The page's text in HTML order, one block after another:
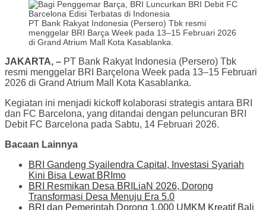
PT Bank Rakyat Indonesia (Persero) Tbk resmi
menggelar BRI Barça Week pada 13–15 Februari 2026
di Grand Atrium Mall Kota Kasablanka.
JAKARTA, – PT Bank Rakyat Indonesia (Persero) Tbk
resmi menggelar BRI Barçelona Week pada 13–15 Februari
2026 di Grand Atrium Mall Kota Kasablanka.
Kegiatan ini menjadi kickoff kolaborasi strategis antara BRI
dan FC Barcelona, yang ditandai dengan peluncuran BRI
Debit FC Barcelona pada Sabtu, 14 Februari 2026.
Bacaan Lainnya
BRI Gandeng Syailendra Capital, Investasi Syariah
Kini Bisa Lewat BRImo
BRI Resmikan Desa BRILiaN 2026, Dorong
Transformasi Desa Menuju Era 5.0
BRI dan Pemerintah Dorong 1.000 UMKM Kreatif Bali